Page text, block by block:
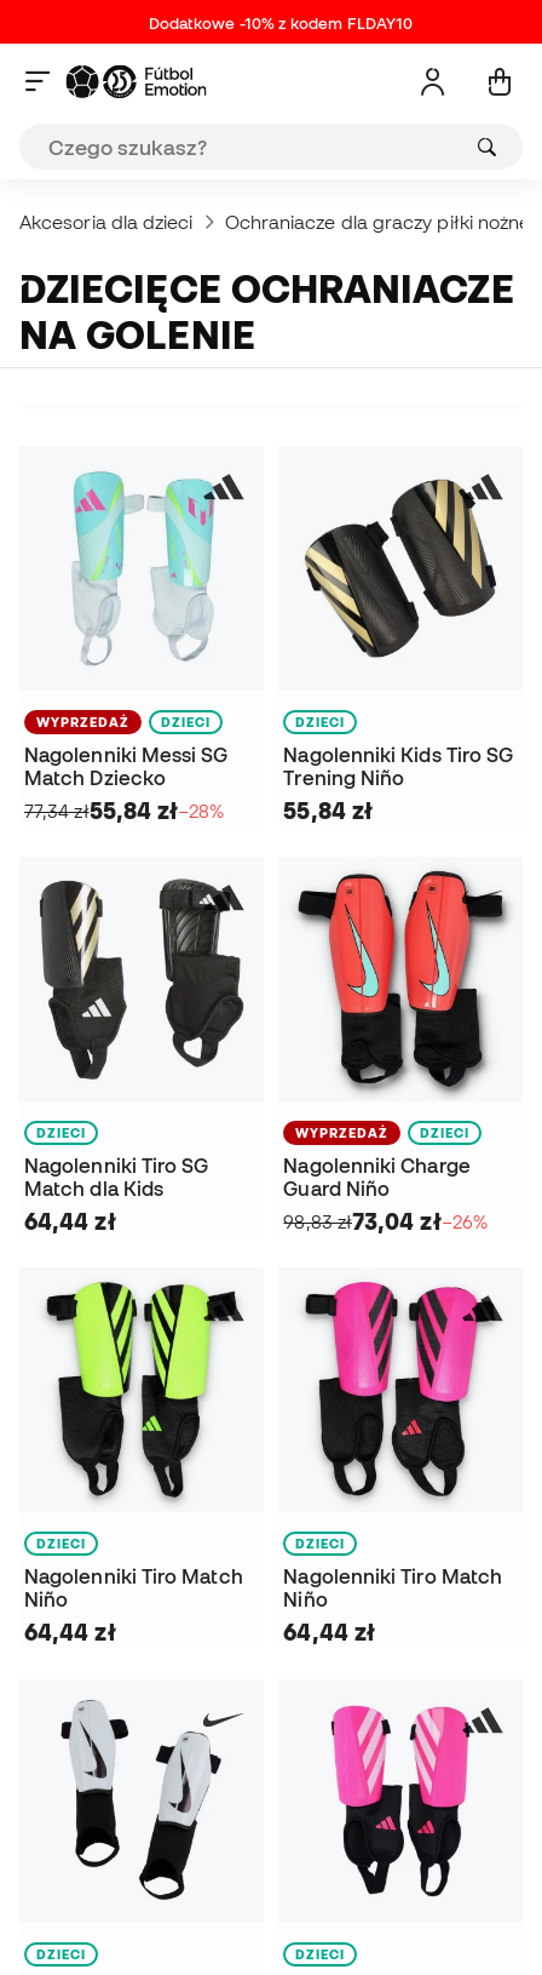
Dodatkowe -10% z kodem FLDAY10
Akcesoria dla dzieci Ochraniacze dla graczy piłki nożnej
DZIECIĘCE OCHRANIACZE
NA GOLENIE
WYPRZEDAŻ DZIECI
Nagolenniki Messi SG
Match Dziecko
77,34 zł55,84 zł−28%
DZIECI
Nagolenniki Kids Tiro SG
Trening Niño
55,84 zł
DZIECI
Nagolenniki Tiro SG
Match dla Kids
64,44 zł
WYPRZEDAŻ DZIECI
Nagolenniki Charge
Guard Niño
98,83 zł73,04 zł−26%
DZIECI
Nagolenniki Tiro Match
Niño
64,44 zł
DZIECI
Nagolenniki Tiro Match
Niño
64,44 zł
DZIECI DZIECI